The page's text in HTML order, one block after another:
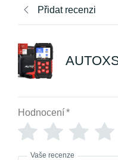
Přidat recenzi
Hodnocení*
Vaše recenze